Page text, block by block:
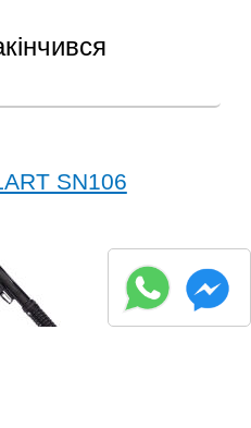
SN106